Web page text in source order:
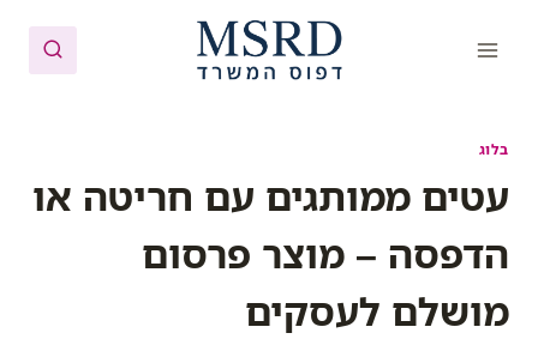
בלוג
עטים ממותגים עם חריטה או
הדפסה – מוצר פרסום
מושלם לעסקים